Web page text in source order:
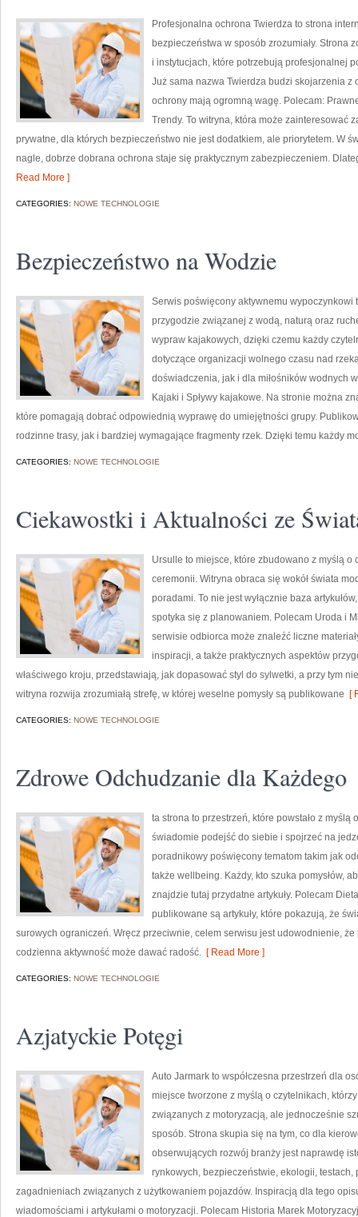
Profesjonalna ochrona Twierdza to strona
bezpieczeństwa w sposób zrozumiały. Strona
i instytucjach, które potrzebują profesjonalnej
Już sama nazwa Twierdza budzi skojarzenia
ochrony mają ogromną wagę. Polecam:
Trendy. To witryna, która może zainteresować
prywatne, dla których bezpieczeństwo nie jest dodatkiem, ale priorytetem. W
nagle, dobrze dobrana ochrona staje się praktycznym zabezpieczeniem.
Read More ]
CATEGORIES: NOWE TECHNOLOGIE
Bezpieczeństwo na Wodzie
Serwis poświęcony aktywnemu wypoczynkowi
przygodzie związanej z wodą, naturą oraz
wypraw kajakowych, dzięki czemu każdy
dotyczące organizacji wolnego czasu nad
doświadczenia, jak i dla miłośników wodnych
Kajaki i Spływy kajakowe. Na stronie można
które pomagają dobrać odpowiednią wyprawę do umiejętności grupy.
rodzinne trasy, jak i bardziej wymagające fragmenty rzek. Dzięki temu każdy
CATEGORIES: NOWE TECHNOLOGIE
Ciekawostki i Aktualności ze
Ursulle to miejsce, które zbudowano z myślą
ceremonii. Witryna obraca się wokół świata
poradami. To nie jest wyłącznie baza
spotyka się z planowaniem. Polecam Uroda i
serwisie odbiorca może znaleźć liczne
inspiracji, a także praktycznych aspektów
właściwego kroju, przedstawiają, jak dopasować styl do sylwetki, a przy tym
witryna rozwija zrozumiałą strefę, w której weselne pomysły są publikowane [
CATEGORIES: NOWE TECHNOLOGIE
Zdrowe Odchudzanie dla Każdego
ta strona to przestrzeń, które powstało z
świadomie podejść do siebie i spojrzeć na
poradnikowy poświęcony tematom takim jak
także wellbeing. Każdy, kto szuka pomysłów,
znajdzie tutaj przydatne artykuły. Polecam
publikowane są artykuły, które pokazują, że
surowych ograniczeń. Wręcz przeciwnie, celem serwisu jest udowodnienie,
codzienna aktywność może dawać radość. [ Read More ]
CATEGORIES: NOWE TECHNOLOGIE
Azjatyckie Potęgi
Auto Jarmark to współczesna przestrzeń dla
miejsce tworzone z myślą o czytelnikach,
związanych z motoryzacją, ale jednocześnie
sposób. Strona skupia się na tym, co dla
obserwujących rozwój branży jest naprawdę
rynkowych, bezpieczeństwie, ekologii,
zagadnieniach związanych z użytkowaniem pojazdów. Inspiracją dla tego
wiadomościami i artykułami o motoryzacji. Polecam Historia Marek